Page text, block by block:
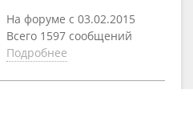
На форуме с 03.02.2015
Всего 1597 сообщений
Подробнее